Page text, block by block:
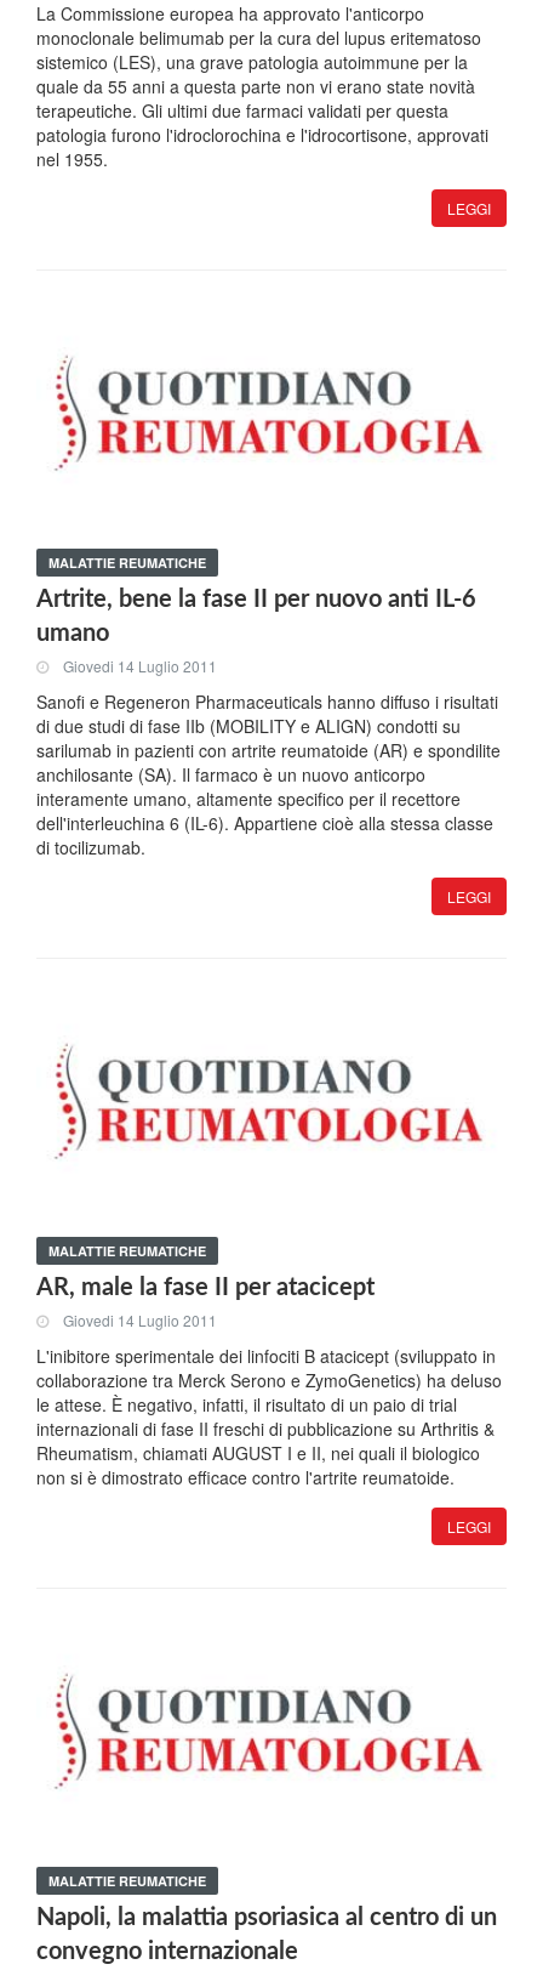
La Commissione europea ha approvato l'anticorpo
monoclonale belimumab per la cura del lupus eritematoso
sistemico (LES), una grave patologia autoimmune per la
quale da 55 anni a questa parte non vi erano state novità
terapeutiche. Gli ultimi due farmaci validati per questa
patologia furono l'idroclorochina e l'idrocortisone, approvati
nel 1955.
LEGGI
MALATTIE REUMATICHE
Artrite, bene la fase II per nuovo anti IL-6
umano
Giovedi 14 Luglio 2011
Sanofi e Regeneron Pharmaceuticals hanno diffuso i risultati
di due studi di fase IIb (MOBILITY e ALIGN) condotti su
sarilumab in pazienti con artrite reumatoide (AR) e spondilite
anchilosante (SA). Il farmaco è un nuovo anticorpo
interamente umano, altamente specifico per il recettore
dell'interleuchina 6 (IL-6). Appartiene cioè alla stessa classe
di tocilizumab.
LEGGI
MALATTIE REUMATICHE
AR, male la fase II per atacicept
Giovedi 14 Luglio 2011
L'inibitore sperimentale dei linfociti B atacicept (sviluppato in
collaborazione tra Merck Serono e ZymoGenetics) ha deluso
le attese. È negativo, infatti, il risultato di un paio di trial
internazionali di fase II freschi di pubblicazione su Arthritis &
Rheumatism, chiamati AUGUST I e II, nei quali il biologico
non si è dimostrato efficace contro l'artrite reumatoide.
LEGGI
MALATTIE REUMATICHE
Napoli, la malattia psoriasica al centro di un
convegno internazionale